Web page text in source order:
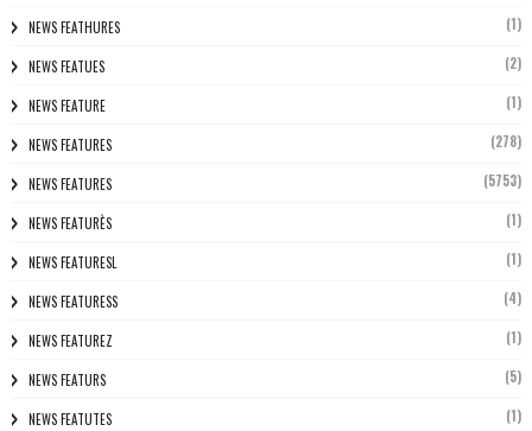
NEWS FEATHURES (1)
NEWS FEATUES (2)
NEWS FEATURE (1)
NEWS FEATURES (278)
NEWS FEATURES (5753)
NEWS FEATURÈS (1)
NEWS FEATURESL (1)
NEWS FEATURESS (4)
NEWS FEATUREZ (1)
NEWS FEATURS (5)
NEWS FEATUTES (1)